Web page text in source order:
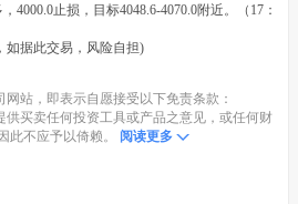
4000.0止损，目标4048.6-4070.0附近。（17：
如据此交易，风险自担)
站，即表示自愿接受以下免责条款：
供买卖任何投资工具或产品之意见，或任何财
此不应予以倚赖。
阅读更多